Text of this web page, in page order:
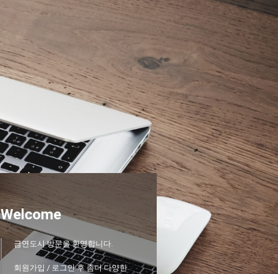
Welcome
금연도시 방문을 환영합니다.
회원가입 / 로그인 후 좀더 다양한